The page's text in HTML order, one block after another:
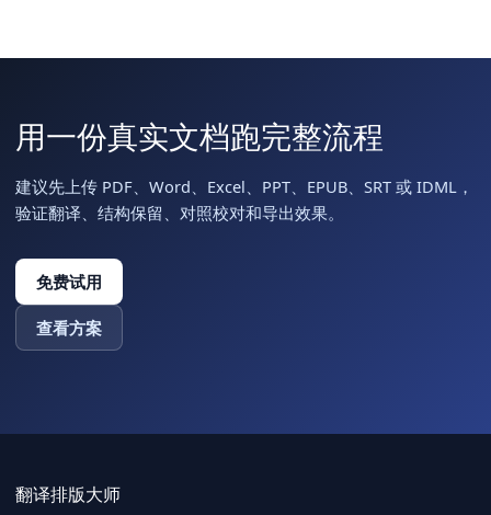
用一份真实文档跑完整流程
建议先上传 PDF、Word、Excel、PPT、EPUB、SRT 或 IDML，
验证翻译、结构保留、对照校对和导出效果。
免费试用
查看方案
翻译排版大师